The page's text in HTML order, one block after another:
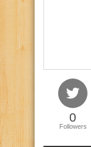
0
Followers